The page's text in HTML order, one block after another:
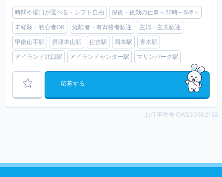
時間や曜日が選べる・シフト自由
深夜・夜勤の仕事＜22時～5時＞
未経験・初心者OK
経験者・有資格者歓迎
主婦・主夫歓迎
甲南山手駅
摂津本山駅 住吉駅 岡本駅
青木駅
アイランド北口駅
アイランドセンター駅 マリンパーク駅
応募する
お仕事番号 GW230602162